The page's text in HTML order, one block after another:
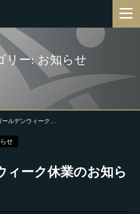
ルデンウィーク休業のお知らせ
リー: お知らせ
せ
ィーク休業のお知ら